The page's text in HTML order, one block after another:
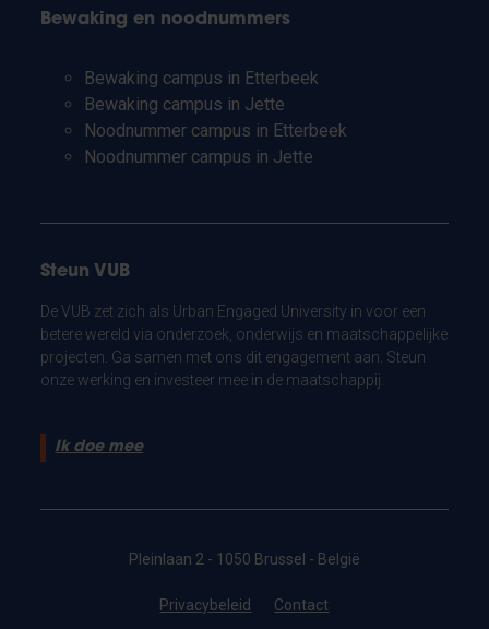
Bewaking en noodnummers
Bewaking campus in Etterbeek
Bewaking campus in Jette
Noodnummer campus in Etterbeek
Noodnummer campus in Jette
Steun VUB
De VUB zet zich als Urban Engaged University in voor een
betere wereld via onderzoek, onderwijs en maatschappelijke
projecten. Ga samen met ons dit engagement aan. Steun
onze werking en investeer mee in de maatschappij.
Ik doe mee
Pleinlaan 2 - 1050 Brussel - België
Privacybeleid Contact